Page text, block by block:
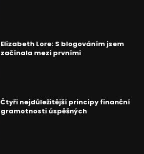
Elizabeth Lore: S blogováním jsem
začínala mezi prvními
Čtyři nejdůležitější principy finanční
gramotnosti úspěšných